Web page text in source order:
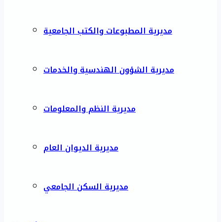
مديرية المطبوعات والكتب الجامعية
مديرية الشؤون الهندسية والخدمات
مديرية النظم والمعلومات
مديرية الديوان العام
مديرية السكن الجامعي